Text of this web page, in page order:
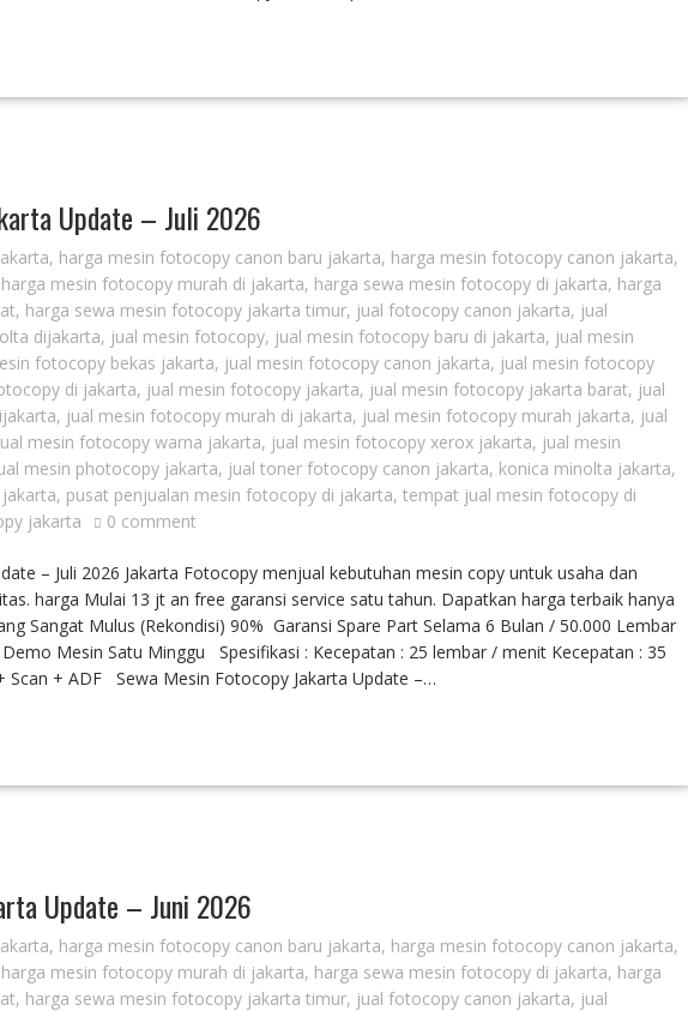
Update – Juli 2026
, harga mesin fotocopy canon baru jakarta, harga mesin fotocopy canon jakarta,
harga mesin fotocopy murah di jakarta, harga sewa mesin fotocopy di jakarta, harga
, harga sewa mesin fotocopy jakarta timur, jual fotocopy canon jakarta, jual
dijakarta, jual mesin fotocopy, jual mesin fotocopy baru di jakarta, jual mesin
fotocopy bekas jakarta, jual mesin fotocopy canon jakarta, jual mesin fotocopy
di jakarta, jual mesin fotocopy jakarta, jual mesin fotocopy jakarta barat, jual
, jual mesin fotocopy murah di jakarta, jual mesin fotocopy murah jakarta, jual
mesin fotocopy warna jakarta, jual mesin fotocopy xerox jakarta, jual mesin
mesin photocopy jakarta, jual toner fotocopy canon jakarta, konica minolta jakarta,
, pusat penjualan mesin fotocopy di jakarta, tempat jual mesin fotocopy di
jakarta 0 comment
– Juli 2026 Jakarta Fotocopy menjual kebutuhan mesin copy untuk usaha dan
harga Mulai 13 jt an free garansi service satu tahun. Dapatkan harga terbaik hanya
Sangat Mulus (Rekondisi) 90% Garansi Spare Part Selama 6 Bulan / 50.000 Lembar
Mesin Satu Minggu Spesifikasi : Kecepatan : 25 lembar / menit Kecepatan : 35
+ ADF Sewa Mesin Fotocopy Jakarta Update –…
Update – Juni 2026
, harga mesin fotocopy canon baru jakarta, harga mesin fotocopy canon jakarta,
harga mesin fotocopy murah di jakarta, harga sewa mesin fotocopy di jakarta, harga
, harga sewa mesin fotocopy jakarta timur, jual fotocopy canon jakarta, jual